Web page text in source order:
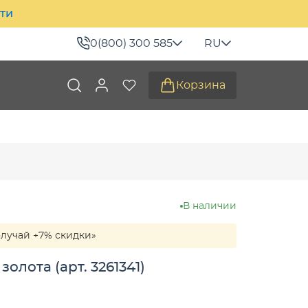
0(800) 300 585 RU
Корзина
В наличии
+7% скидки»
(арт. 3261341)